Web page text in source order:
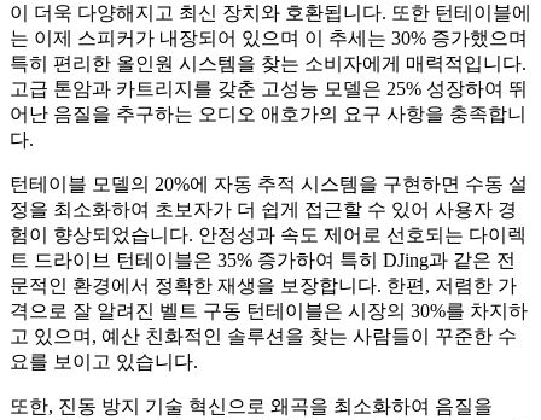
이 더욱 다양해지고 최신 장치와 호환됩니다. 또한 턴테이블에
는 이제 스피커가 내장되어 있으며 이 추세는 30% 증가했으며
특히 편리한 올인원 시스템을 찾는 소비자에게 매력적입니다.
고급 톤암과 카트리지를 갖춘 고성능 모델은 25% 성장하여 뛰
어난 음질을 추구하는 오디오 애호가의 요구 사항을 충족합니
다.
턴테이블 모델의 20%에 자동 추적 시스템을 구현하면 수동 설
정을 최소화하여 초보자가 더 쉽게 접근할 수 있어 사용자 경
험이 향상되었습니다. 안정성과 속도 제어로 선호되는 다이렉
트 드라이브 턴테이블은 35% 증가하여 특히 DJing과 같은 전
문적인 환경에서 정확한 재생을 보장합니다. 한편, 저렴한 가
격으로 잘 알려진 벨트 구동 턴테이블은 시장의 30%를 차지하
고 있으며, 예산 친화적인 솔루션을 찾는 사람들이 꾸준한 수
요를 보이고 있습니다.
또한, 진동 방지 기술 혁신으로 왜곡을 최소화하여 음질을